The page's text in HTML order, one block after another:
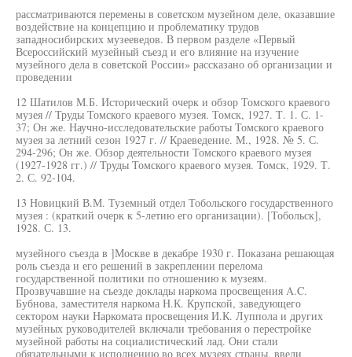
рассматриваются перемены в советском музейном деле, оказавшие
воздействие на концепцию и проблематику трудов
западносибирских музееведов. В первом разделе «Первый
Всероссийский музейный съезд и его влияние на изучение
музейного дела в советской России» рассказано об организации и
проведении
12 Шатилов М.Б. Исторический очерк и обзор Томского краевого
музея // Труды Томского краевого музея. Томск, 1927. Т. 1. С. 1-
37; Он же. Научно-исследовательские работы Томского краевого
музея за летний сезон 1927 г. // Краеведение. М., 1928. № 5. С.
294-296; Он же. Обзор деятельности Томского краевого музея
(1927-1928 гг.) // Труды Томского краевого музея. Томск, 1929. Т.
2. С. 92-104.
13 Новицкий В.М. Туземный отдел Тобольского государственного
музея : (краткий очерк к 5-летию его организации). [Тобольск],
1928. С. 13.
музейного съезда в ]Москве в декабре 1930 г. Показана решающая
роль съезда и его решений в закреплении перелома
государственной политики по отношению к музеям.
Прозвучавшие на съезде доклады наркома просвещения A.C.
Бубнова, заместителя наркома Н.К. Крупской, заведующего
сектором науки Наркомата просвещения И.К. Луппола и других
музейных руководителей включали требования о перестройке
музейной работы на социалистический лад. Они стали
обязательными к исполнению во всех музеях страны, ввели